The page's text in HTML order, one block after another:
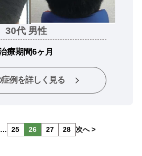
30代 男性
療期間6ヶ月
例を詳しく見る
… 25 26 27 28 次へ >